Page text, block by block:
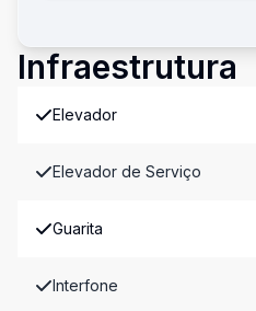
Infraestrutura
Elevador
Elevador de Serviço
Guarita
Interfone